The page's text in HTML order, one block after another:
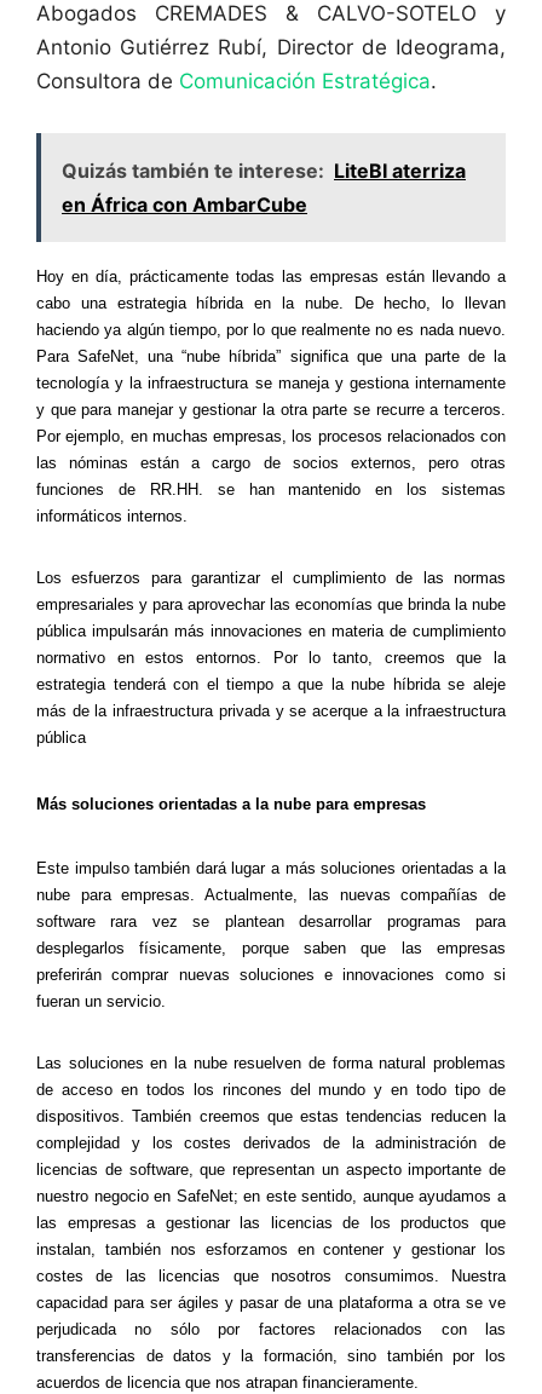
Abogados CREMADES & CALVO-SOTELO y
Antonio Gutiérrez Rubí, Director de Ideograma,
Consultora de Comunicación Estratégica.
Quizás también te interese: LiteBI aterriza
en África con AmbarCube
Hoy en día, prácticamente todas las empresas están llevando a
cabo una estrategia híbrida en la nube. De hecho, lo llevan
haciendo ya algún tiempo, por lo que realmente no es nada nuevo.
Para SafeNet, una “nube híbrida” significa que una parte de la
tecnología y la infraestructura se maneja y gestiona internamente
y que para manejar y gestionar la otra parte se recurre a terceros.
Por ejemplo, en muchas empresas, los procesos relacionados con
las nóminas están a cargo de socios externos, pero otras
funciones de RR.HH. se han mantenido en los sistemas
informáticos internos.
Los esfuerzos para garantizar el cumplimiento de las normas
empresariales y para aprovechar las economías que brinda la nube
pública impulsarán más innovaciones en materia de cumplimiento
normativo en estos entornos. Por lo tanto, creemos que la
estrategia tenderá con el tiempo a que la nube híbrida se aleje
más de la infraestructura privada y se acerque a la infraestructura
pública
Más soluciones orientadas a la nube para empresas
Este impulso también dará lugar a más soluciones orientadas a la
nube para empresas. Actualmente, las nuevas compañías de
software rara vez se plantean desarrollar programas para
desplegarlos físicamente, porque saben que las empresas
preferirán comprar nuevas soluciones e innovaciones como si
fueran un servicio.
Las soluciones en la nube resuelven de forma natural problemas
de acceso en todos los rincones del mundo y en todo tipo de
dispositivos. También creemos que estas tendencias reducen la
complejidad y los costes derivados de la administración de
licencias de software, que representan un aspecto importante de
nuestro negocio en SafeNet; en este sentido, aunque ayudamos a
las empresas a gestionar las licencias de los productos que
instalan, también nos esforzamos en contener y gestionar los
costes de las licencias que nosotros consumimos. Nuestra
capacidad para ser ágiles y pasar de una plataforma a otra se ve
perjudicada no sólo por factores relacionados con las
transferencias de datos y la formación, sino también por los
acuerdos de licencia que nos atrapan financieramente.